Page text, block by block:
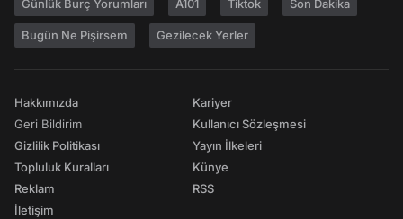
Günlük Burç Yorumları A101 Tiktok Son Dakika
Bugün Ne Pişirsem Gezilecek Yerler
Hakkımızda
Geri Bildirim
Gizlilik Politikası
Topluluk Kuralları
Reklam
İletişim
Kariyer
Kullanıcı Sözleşmesi
Yayın İlkeleri
Künye
RSS